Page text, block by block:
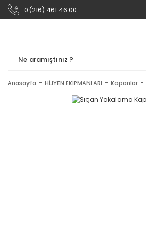
0(216) 461 46 00
Anasayfa HİJYEN EKİPMANLARI Kapanlar